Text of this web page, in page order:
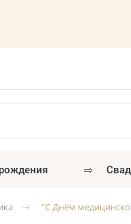
рождения ⇨
"С Днём